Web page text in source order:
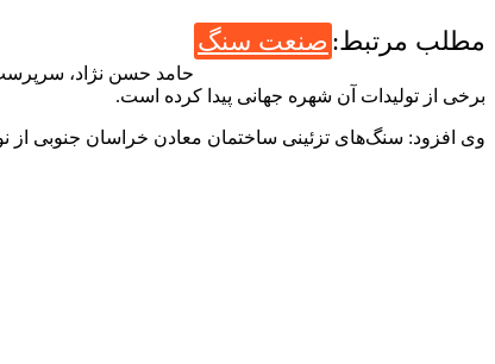
مطلب مرتبط: صنعت سنگ
برخی از تولیدات آن شهره جهانی پیدا کرده است.
وی افزود: سنگ‌های تزئینی ساختمان معادن خراسان جنوبی از